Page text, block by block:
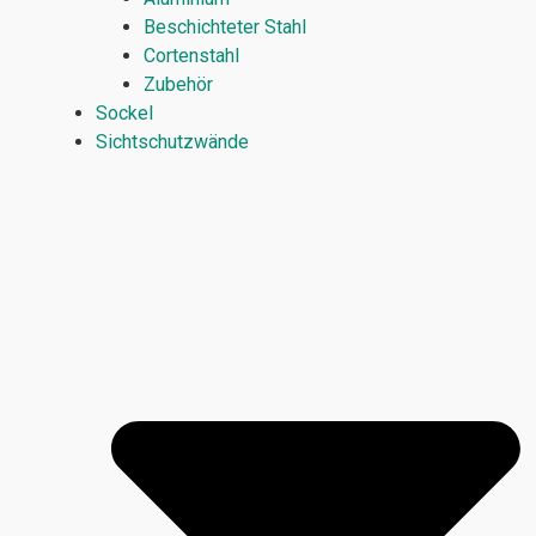
Beschichteter Stahl
Cortenstahl
Zubehör
Sockel
Sichtschutzwände